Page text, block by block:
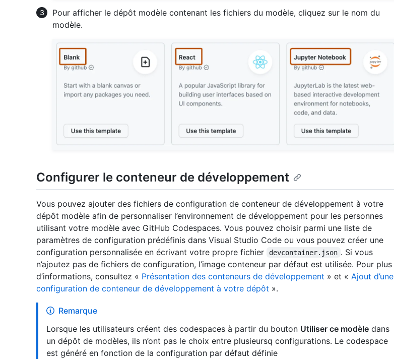
Pour afficher le dépôt modèle contenant les fichiers du modèle, cliquez sur le nom du
modèle.
Configurer le conteneur de développement
Vous pouvez ajouter des fichiers de configuration de conteneur de développement à votre
dépôt modèle afin de personnaliser l’environnement de développement pour les personnes
utilisant votre modèle avec GitHub Codespaces. Vous pouvez choisir parmi une liste de
paramètres de configuration prédéfinis dans Visual Studio Code ou vous pouvez créer une
configuration personnalisée en écrivant votre propre fichier
devcontainer.json . Si vous
n’ajoutez pas de fichiers de configuration, l’image conteneur par défaut est utilisée. Pour plus
d’informations, consultez « Présentation des conteneurs de développement » et « Ajout d’une
configuration de conteneur de développement à votre dépôt ».
Remarque
Lorsque les utilisateurs créent des codespaces à partir du bouton Utiliser ce modèle dans
un dépôt de modèles, ils n’ont pas le choix entre plusieursq configurations. Le codespace
est généré en fonction de la configuration par défaut définie